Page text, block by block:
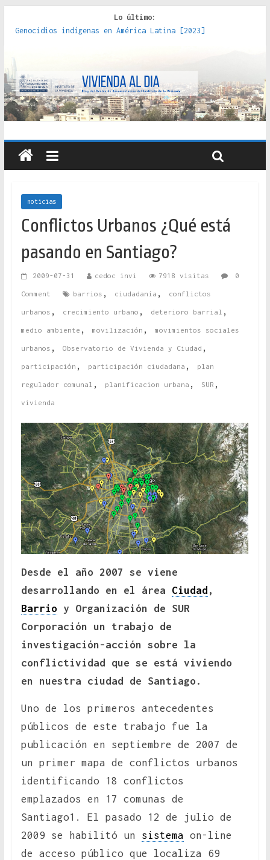
Lo último:
Genocidios indígenas en América Latina [2023]
políticas, prácticas y representaciones [2022]
crítica de las fronteras latinoamericanas [2020]
Criterios técnicos para una vivienda adecuada [2019]
Red de consultorios de la Caja del Seguro Obrero en
Santiago : un patrimonio emblemático [2014]
noticias
Conflictos Urbanos ¿Qué está
pasando en Santiago?
2009-07-31 cedoc invi 7918 visitas 0
Comment barrios , ciudadanía , conflictos
urbanos , crecimiento urbano , deterioro barrial ,
medio ambiente , movilización , movimientos sociales
urbanos , Observatorio de Vivienda y Ciudad ,
participación , participación ciudadana , plan
regulador comunal , planificacion urbana , SUR ,
vivienda
Desde el año 2007 se viene
desarrollando en el área Ciudad ,
Barrioy Organización de SUR
Corporación un trabajo de
investigación-acción sobre la
conflictividad que se está viviendo
en nuestra ciudad de Santiago.
Uno de los primeros antecedentes
públicos de este trabajo fue la
publicación en septiembre de 2007 de
un primer mapa de conflictos urbanos
identificando 18 conflictos
emplazados en 17 comunas de
Santiago1. El pasado 12 de julio de
2009 se habilitó un sistema on-line
de acceso público que localiza 69